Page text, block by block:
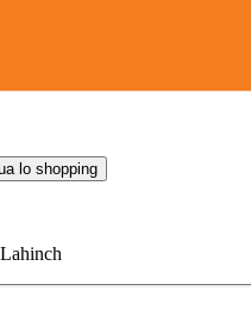
lo shopping